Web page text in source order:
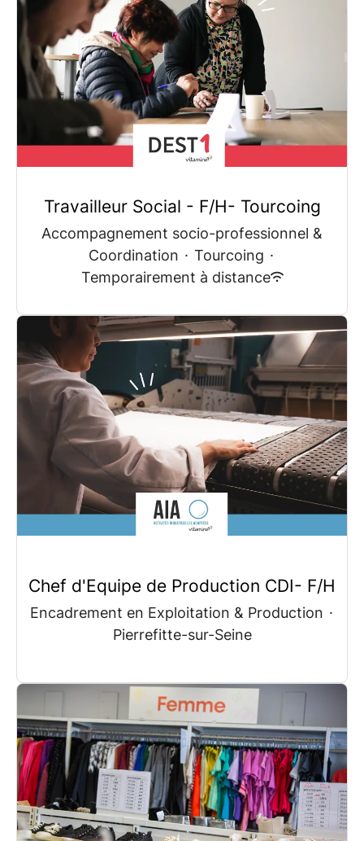
Travailleur Social - F/H- Tourcoing
Accompagnement socio-professionnel &
Coordination · Tourcoing ·
Temporairement à distance
Chef d'Equipe de Production CDI- F/H
Encadrement en Exploitation & Production ·
Pierrefitte-sur-Seine